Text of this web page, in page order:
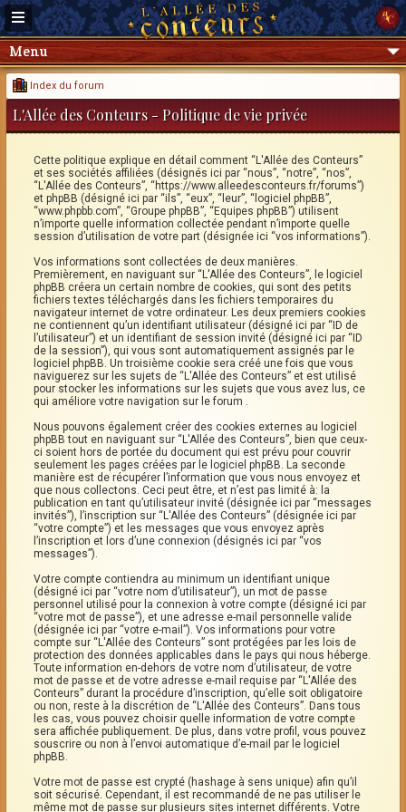
Menu
Index du forum
L'Allée des Conteurs - Politique de vie privée
Cette politique explique en détail comment “L'Allée des Conteurs”
et ses sociétés affiliées (désignés ici par “nous”, “notre”, “nos”,
“L'Allée des Conteurs”, “https://www.alleedesconteurs.fr/forums”)
et phpBB (désigné ici par “ils”, “eux”, “leur”, “logiciel phpBB”,
“www.phpbb.com”, “Groupe phpBB”, “Equipes phpBB”) utilisent
n’importe quelle information collectée pendant n’importe quelle
session d’utilisation de votre part (désignée ici “vos informations”).
Vos informations sont collectées de deux manières.
Premièrement, en naviguant sur “L'Allée des Conteurs”, le logiciel
phpBB créera un certain nombre de cookies, qui sont des petits
fichiers textes téléchargés dans les fichiers temporaires du
navigateur internet de votre ordinateur. Les deux premiers cookies
ne contiennent qu’un identifiant utilisateur (désigné ici par “ID de
l’utilisateur”) et un identifiant de session invité (désigné ici par “ID
de la session”), qui vous sont automatiquement assignés par le
logiciel phpBB. Un troisième cookie sera créé une fois que vous
naviguerez sur les sujets de “L'Allée des Conteurs” et est utilisé
pour stocker les informations sur les sujets que vous avez lus, ce
qui améliore votre navigation sur le forum .
Nous pouvons également créer des cookies externes au logiciel
phpBB tout en naviguant sur “L'Allée des Conteurs”, bien que ceux-
ci soient hors de portée du document qui est prévu pour couvrir
seulement les pages créées par le logiciel phpBB. La seconde
manière est de récupérer l’information que vous nous envoyez et
que nous collectons. Ceci peut être, et n’est pas limité à: la
publication en tant qu’utilisateur invité (désignée ici par “messages
invités”), l’inscription sur “L'Allée des Conteurs” (désignée ici par
“votre compte”) et les messages que vous envoyez après
l’inscription et lors d’une connexion (désignés ici par “vos
messages”).
Votre compte contiendra au minimum un identifiant unique
(désigné ici par “votre nom d’utilisateur”), un mot de passe
personnel utilisé pour la connexion à votre compte (désigné ici par
“votre mot de passe”), et une adresse e-mail personnelle valide
(désignée ici par “votre e-mail”). Vos informations pour votre
compte sur “L'Allée des Conteurs” sont protégées par les lois de
protection des données applicables dans le pays qui nous héberge.
Toute information en-dehors de votre nom d’utilisateur, de votre
mot de passe et de votre adresse e-mail requise par “L'Allée des
Conteurs” durant la procédure d’inscription, qu’elle soit obligatoire
ou non, reste à la discrétion de “L'Allée des Conteurs”. Dans tous
les cas, vous pouvez choisir quelle information de votre compte
sera affichée publiquement. De plus, dans votre profil, vous pouvez
souscrire ou non à l’envoi automatique d’e-mail par le logiciel
phpBB.
Votre mot de passe est crypté (hashage à sens unique) afin qu’il
soit sécurisé. Cependant, il est recommandé de ne pas utiliser le
même mot de passe sur plusieurs sites internet différents. Votre